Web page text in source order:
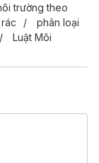
trường theo
phân loại
Luật Môi